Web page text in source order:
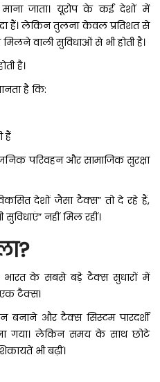
माना जाता। यूरोप के कई देशों में
हैं। लेकिन तुलना केवल प्रतिशत से
वाली सुविधाओं से भी होती है।
है।
है कि:
हैं
परिवहन और सामाजिक सुरक्षा
देशों जैसा टैक्स” तो दे रहे हैं,
नहीं मिल रहीं।
भारत के सबसे बड़े टैक्स सुधारों में
एक टैक्स।
बनाने और टैक्स सिस्टम पारदर्शी
गया। लेकिन समय के साथ छोटे
भी बढ़ीं।